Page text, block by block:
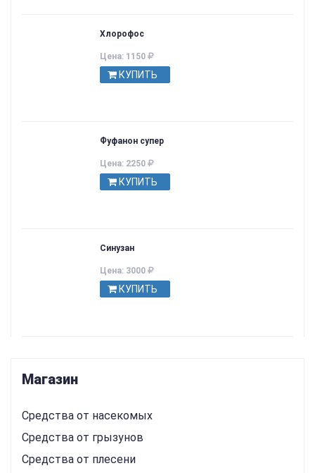
Хлорофос
Цена: 1150
КУПИТЬ
Фуфанон супер
Цена: 2250
КУПИТЬ
Синузан
Цена: 3000
КУПИТЬ
Магазин
Средства от насекомых
Средства от грызунов
Средства от плесени